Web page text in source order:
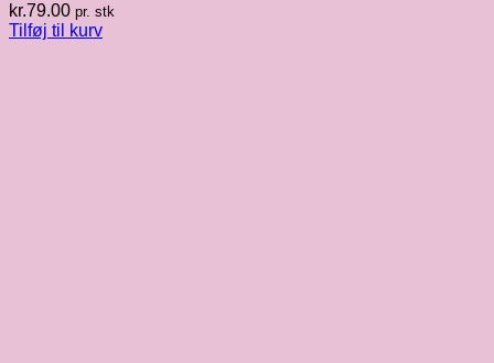
kr.79.00 pr. stk
Tilføj til kurv